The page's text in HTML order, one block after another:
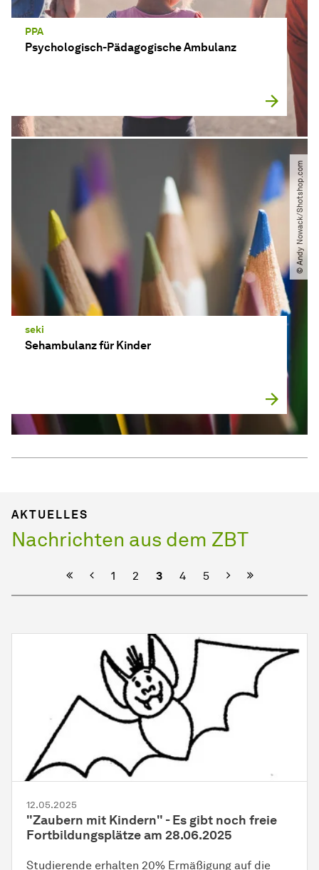
PPA
Psychologisch-Pädagogische Ambulanz
seki
Sehambulanz für Kinder
© Andy Nowack​/​Shotshop.com
AKTUELLES
Nachrichten aus dem ZBT
Vorherige
1 2 3 4 5 Nächste
12.05.2025
"Zaubern mit Kindern" - Es gibt noch freie
Fortbildungsplätze am 28.06.2025
Studierende erhalten 20% Ermäßigung auf die